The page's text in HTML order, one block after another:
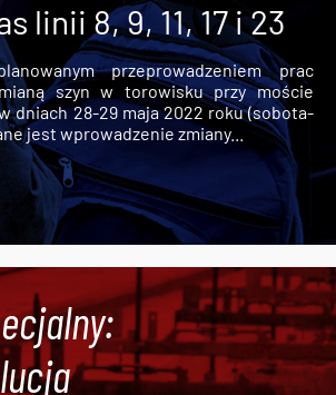
linii 8, 9, 11, 17 i 23
przeprowadzeniem prac
szyn w torowisku przy moście
dniach 28-29 maja 2022 roku (sobota-
jest wprowadzenie zmiany...